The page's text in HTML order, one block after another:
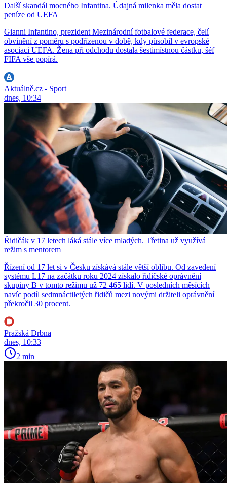
Další skandál mocného Infantina. Údajná milenka měla dostat
peníze od UEFA
Gianni Infantino, prezident Mezinárodní fotbalové federace, čelí
obvinění z poměru s podřízenou v době, kdy působil v evropské
asociaci UEFA. Žena při odchodu dostala šestimístnou částku, šéf
FIFA vše popírá.
Aktuálně.cz - Sport
dnes, 10:34
Řidičák v 17 letech láká stále více mladých. Třetina už využívá
režim s mentorem
Řízení od 17 let si v Česku získává stále větší oblibu. Od zavedení
systému L17 na začátku roku 2024 získalo řidičské oprávnění
skupiny B v tomto režimu už 72 465 lidí. V posledních měsících
navíc podíl sedmnáctiletých řidičů mezi novými držiteli oprávnění
překročil 30 procent.
Pražská Drbna
dnes, 10:33
2 min